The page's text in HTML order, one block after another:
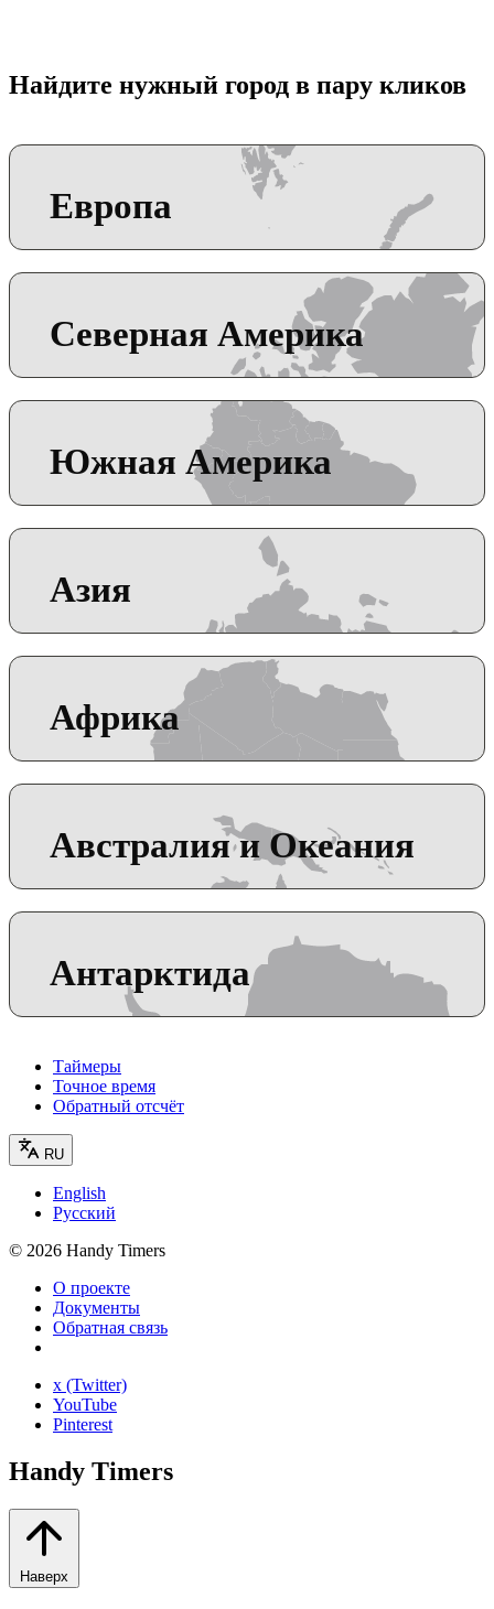
Найдите нужный город в пару кликов
Европа
Северная Америка
Южная Америка
Азия
Африка
Австралия и Океания
Антарктида
Таймеры
Точное время
Обратный отсчёт
RU
English
Русский
© 2026 Handy Timers
О проекте
Документы
Обратная связь
x (Twitter)
YouTube
Pinterest
Handy Timers
Наверх